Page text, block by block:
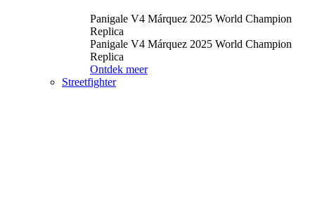
Panigale V4 Márquez 2025 World Champion
Replica
Panigale V4 Márquez 2025 World Champion
Replica
Ontdek meer
Streetfighter